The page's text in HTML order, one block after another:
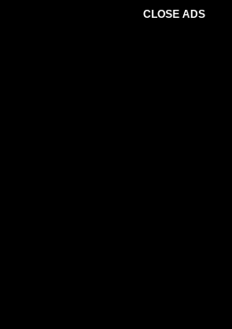
CLOSE ADS